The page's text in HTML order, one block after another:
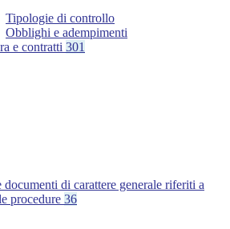
Tipologie di controllo
Obblighi e adempimenti
e contratti 301
documenti di carattere generale riferiti a
procedure 36